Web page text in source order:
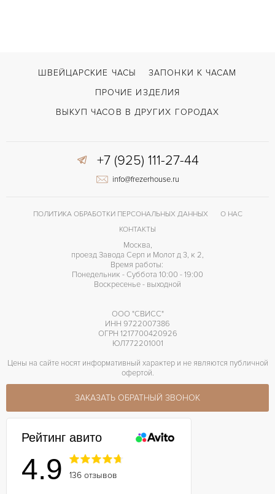
Двойной сложности застежка
ШВЕЙЦАРСКИЕ ЧАСЫ
ЗАПОНКИ К ЧАСАМ
ПРОЧИЕ ИЗДЕЛИЯ
ВЫКУП ЧАСОВ В ДРУГИХ ГОРОДАХ
+7 (925) 111-27-44
info@frezerhouse.ru
ПОЛИТИКА ОБРАБОТКИ ПЕРСОНАЛЬНЫХ ДАННЫХ
О НАС
КОНТАКТЫ
Москва,
проезд Завода Серп и Молот д 3, к 2,
Время работы:
Понедельник - Суббота 10:00 - 19:00
Воскресенье - выходной
ООО "СВИСС"
ИНН 9722007386
ОГРН 1217700420926
ЮЛ772201001
Цены на сайте носят информативный характер и не являются публичной
офертой.
ЗАКАЗАТЬ ОБРАТНЫЙ ЗВОНОК
Рейтинг авито
4.9 136 отзывов